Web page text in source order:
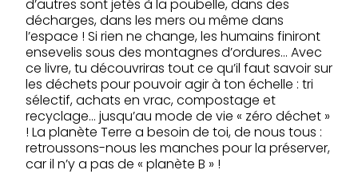
d’autres sont jetés à la poubelle, dans des
décharges, dans les mers ou même dans
l’espace ! Si rien ne change, les humains finiront
ensevelis sous des montagnes d’ordures… Avec
ce livre, tu découvriras tout ce qu’il faut savoir sur
les déchets pour pouvoir agir à ton échelle : tri
sélectif, achats en vrac, compostage et
recyclage… jusqu’au mode de vie « zéro déchet »
! La planète Terre a besoin de toi, de nous tous :
retroussons-nous les manches pour la préserver,
car il n’y a pas de « planète B » !